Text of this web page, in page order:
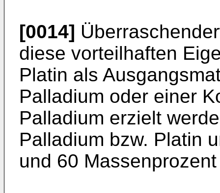
[0014]
diese vorteilhaften
Platin als
Palladium oder einer
Palladium erzielt
Palladium bzw. Platin
und 60